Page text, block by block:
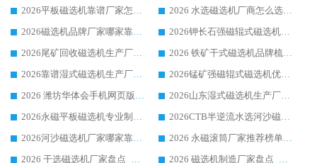
2026平板磁选机靠谱厂家怎么选？华体会手机网页版-华体会(中国) 凭硬实力甄选合作品牌
2026 水选磁选机厂商怎么选 潍坊华体会手机网页版-华体会(中国) 技术实力强
2026磁选机品牌厂家哪家靠谱?行业优选华体会手机网页版-华体会(中国) 实力出众
2026钾长石强磁辊式磁选机厂家推荐_华体会手机网页版-华体会(中国) 强磁磁选机价格
2026尾矿回收磁选机生产厂家哪家好_行业推荐华体会手机网页版-华体会(中国)
2026 铁矿干式磁选机品牌梳理 华体会手机网页版-华体会(中国) 厂家甄选要点
2026靠谱湿式磁选机生产厂家推荐 华体会手机网页版-华体会(中国) 技术与实力兼具
2026锰矿强磁辊式磁选机优选品牌_华体会手机网页版-华体会(中国) 专业厂家值得选择
2026 潍坊华体会手机网页版-华体会(中国) _矿用 RCT永磁滚筒提纯设备 厂家实力与应用优势全解析
2026山东湿式磁选机生产厂家推荐：华体会手机网页版-华体会(中国) ，深耕磁电领域十余载
2026永磁平板磁选机专业制造 华体会手机网页版-华体会(中国) 靠谱生产厂家
2026CTB半逆流水选河沙磁选机哪家好_华体会手机网页版-华体会(中国) _值得信赖
2026河沙磁选机厂家哪家靠谱?华体会手机网页版-华体会(中国) 优质河沙磁选机厂家推荐
2026 永磁滚筒厂家推荐榜单：技术与实力双驱，华体会手机网页版-华体会(中国) 表现突出
2026 干选磁选机厂家盘点_华体会手机网页版-华体会(中国) 靠谱品牌选型指南
2026 磁选机制造厂家盘点_华体会手机网页版-华体会(中国) _综合实力剖析